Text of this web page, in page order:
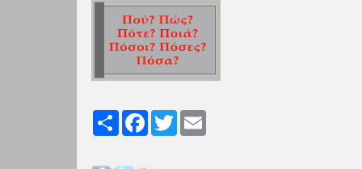
Share FacebookTwitter